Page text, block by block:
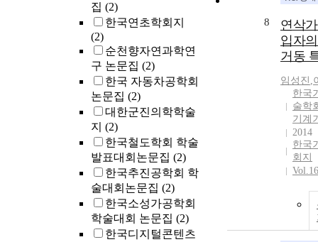
집 (2)
한국연초학회지
(2)
순천향자연과학연
구 논문집 (2)
한국 자동차공학회
논문집 (2)
대한군진의학학술
지 (2)
한국철도학회 학술
발표대회논문집 (2)
한국추진공학회 학
술대회논문집 (2)
한국소성가공학회
학술대회 논문집 (2)
한국디지털콘텐츠
8
연삭
입자
거동
임성진 ,
한국
술학
기계
2014
한국
회지